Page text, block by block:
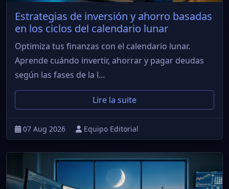
Estrategias de inversión y ahorro basadas
en los ciclos del calendario lunar
Optimiza tus finanzas con el calendario lunar.
Aprende cuándo invertir, ahorrar y pagar deudas
según las fases de la l...
Lire la suite
07 Aug 2026 Equipo Editorial